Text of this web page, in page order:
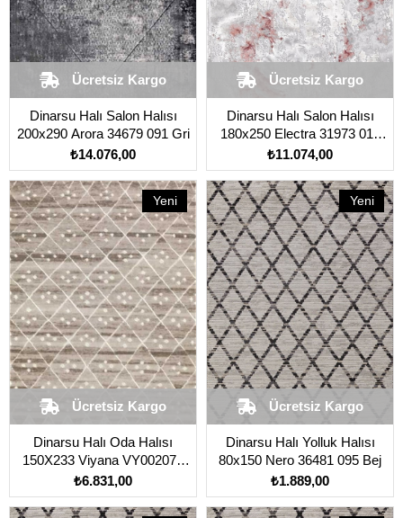
Dinarsu Halı Salon Halısı
200x290 Arora 34679 091 Gri
₺14.076,00
Ücretsiz Kargo
Dinarsu Halı Salon Halısı
180x250 Electra 31973 010
Bej
₺11.074,00
Ücretsiz Kargo
Dinarsu Halı Oda Halısı
150X233 Viyana VY002070
Bej
₺6.831,00
Ücretsiz Kargo
Yeni
Ürün
Dinarsu Halı Yolluk Halısı
80x150 Nero 36481 095 Bej
₺1.889,00
Ücretsiz Kargo
Yeni
Ürün